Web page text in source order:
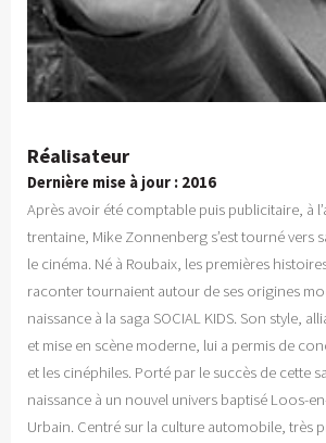
Réalisateur
Dernière mise à jour : 2016
Après avoir été comptable puis publicitaire, à
trentaine, Mike Zonnenberg s’est tourné vers
le cinéma. Né à Roubaix, les premières
raconter tournaient autour de ses origines
naissance à la saga SOCIAL KIDS. Son style,
et mise en scène moderne, lui a permis de
et les cinéphiles. Porté par le succès de cette
naissance à un nouvel univers baptisé Loos-
Urbain. Centré sur la culture automobile, très